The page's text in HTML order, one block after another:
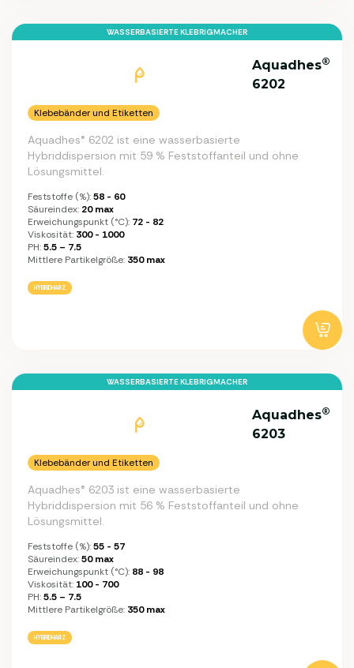
WASSERBASIERTE KLEBRIGMACHER
Aquadhes®
6202
Klebebänder und Etiketten
Aquadhes® 6202 ist eine wasserbasierte
Hybriddispersion mit 59 % Feststoffanteil und ohne
Lösungsmittel.
Feststoffe (%):58 - 60
Säureindex: 20 max
Erweichungspunkt (°C): 72 - 82
Viskosität: 300 - 1000
PH:5.5 – 7.5
Mittlere Partikelgröße: 350 max
HYBRIDHARZ
WASSERBASIERTE KLEBRIGMACHER
Aquadhes®
6203
Klebebänder und Etiketten
Aquadhes® 6203 ist eine wasserbasierte
Hybriddispersion mit 56 % Feststoffanteil und ohne
Lösungsmittel.
Feststoffe (%):55 - 57
Säureindex:50 max
Erweichungspunkt (°C): 88 - 98
Viskosität: 100 - 700
PH:5.5 – 7.5
Mittlere Partikelgröße: 350 max
HYBRIDHARZ